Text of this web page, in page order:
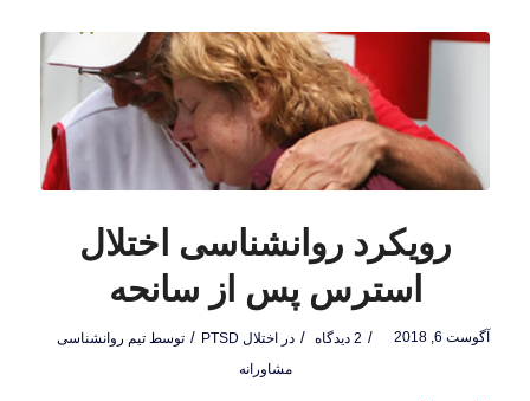
رویکرد روانشناسی اختلال
استرس پس از سانحه
آگوست 6, 2018 / 2 دیدگاه / دراختلال PTSD / توسطتیم روانشناسی
مشاورانه